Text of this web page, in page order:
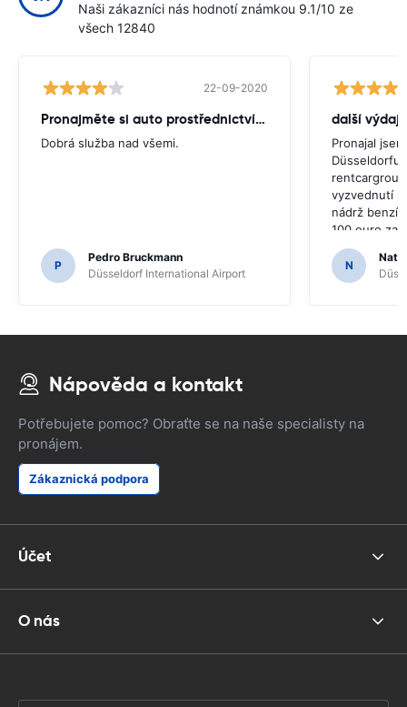
Naši zákazníci nás hodnotí známkou 9.1/10 ze
všech 12840
22-09-2020
Pronajměte si auto prostřednictvím skupiny Car Rental.
Dobrá služba nad všemi.
P
Pedro Bruckmann
Düsseldorf International Airport
další výdaje
Pronajal
vyzvednutí
nádrž
100 euro za
může jít na
jsem jen
dárek pro
N
Nápověda a kontakt
Potřebujete pomoc? Obraťte se na naše specialisty na
pronájem.
Zákaznická podpora
Účet
O nás